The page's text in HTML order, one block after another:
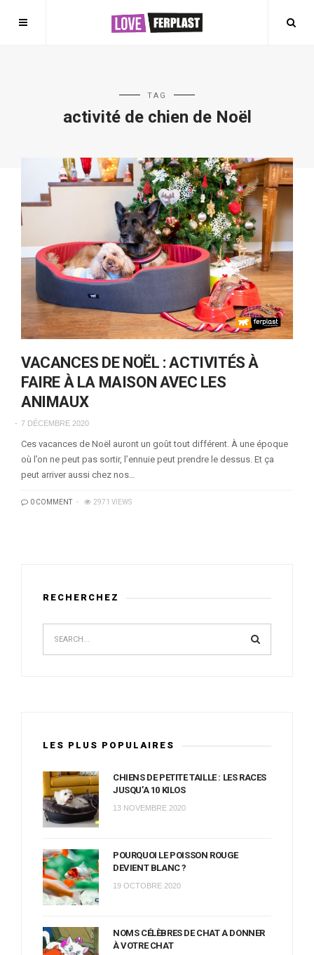
TAG
activité de chien de Noël
VACANCES DE NOËL : ACTIVITÉS À
FAIRE À LA MAISON AVEC LES
ANIMAUX
7 DÉCEMBRE 2020
Ces vacances de Noël auront un goût tout différent. À une époque
où l’on ne peut pas sortir, l’ennuie peut prendre le dessus. Et ça
peut arriver aussi chez nos…
0 COMMENT 2971 VIEWS
RECHERCHEZ
LES PLUS POPULAIRES
CHIENS DE PETITE TAILLE : LES RACES
JUSQU’A 10 KILOS
13 NOVEMBRE 2020
POURQUOI LE POISSON ROUGE
DEVIENT BLANC ?
19 OCTOBRE 2020
NOMS CÉLÈBRES DE CHAT A DONNER
À VOTRE CHAT